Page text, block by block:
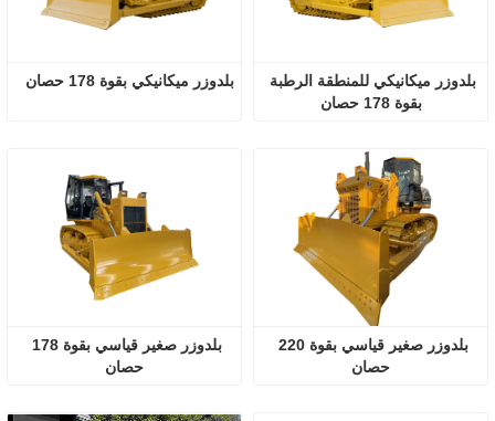
بلدوزر ميكانيكي بقوة 178 حصان
بقوة 178 حصان
حصان
حصان